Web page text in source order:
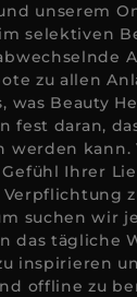
unserem
selektiven
zu allen
was Beauty
fest daran,
werden
Ihrer
suchen wir
das tägliche
inspirieren
offline zu